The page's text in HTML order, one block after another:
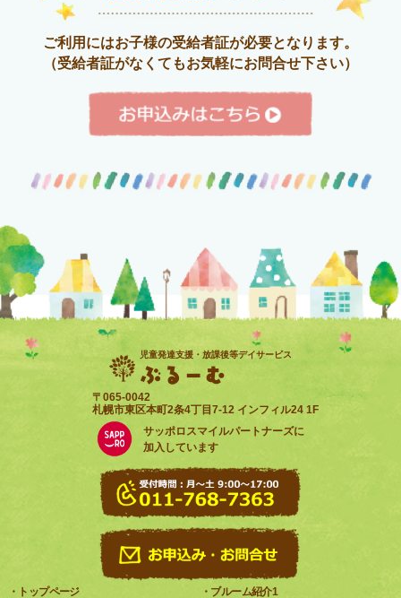
ご利用にはお子様の受給者証が必要となります。
（受給者証がなくてもお気軽にお問合せ下さい）
児童発達支援・放課後等デイサービス
ぶるーむ
〒065-0042
札幌市東区本町2条4丁目7-12 インフィル24 1F
サッポロスマイルパートナーズに
加入しています
・トップページ ・ブルーム紹介1